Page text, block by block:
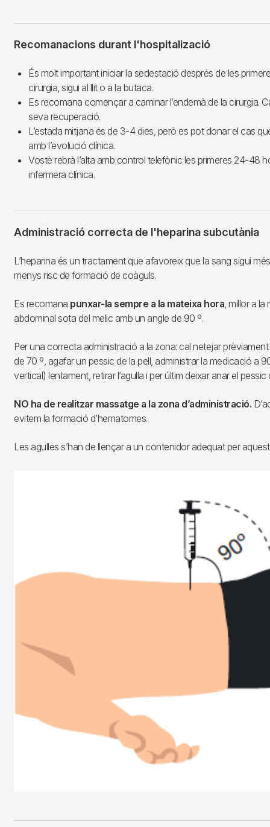
Recomanacions durant l'hospitalizació
És molt important iniciar la sedestació després de les
cirurgia, sigui al llit o a la butaca.
Es recomana començar a caminar l’endemà de la cirurgia.
seva recuperació.
L’estada mitjana és de 3-4 dies, però es pot donar el cas
amb l’evolució clínica.
Vostè rebrà l’alta amb control telefònic les primeres 24-48
infermera clínica.
Administració correcta de l'heparina subcutània
L’heparina és un tractament que afavoreix que la sang sigui
menys risc de formació de coàguls.
Es recomana punxar-la sempre a la mateixa hora , millor a
abdominal sota del melic amb un angle de 90 º.
Per una correcta administració a la zona: cal netejar
de 70 º, agafar un pessic de la pell, administrar la medicació a
vertical) lentament, retirar l’agulla i per últim deixar anar el pessic
NO ha de realitzar massatge a la zona d’administració.
evitem la formació d’hematomes.
Les agulles s’han de llençar a un contenidor adequat per